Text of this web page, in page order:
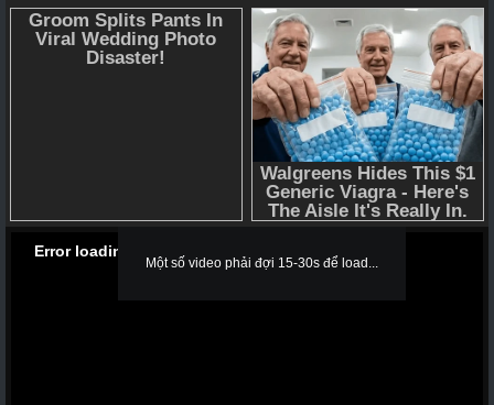
Một số video phải đợi 15-30s để load...
Error loading media: File could not be played